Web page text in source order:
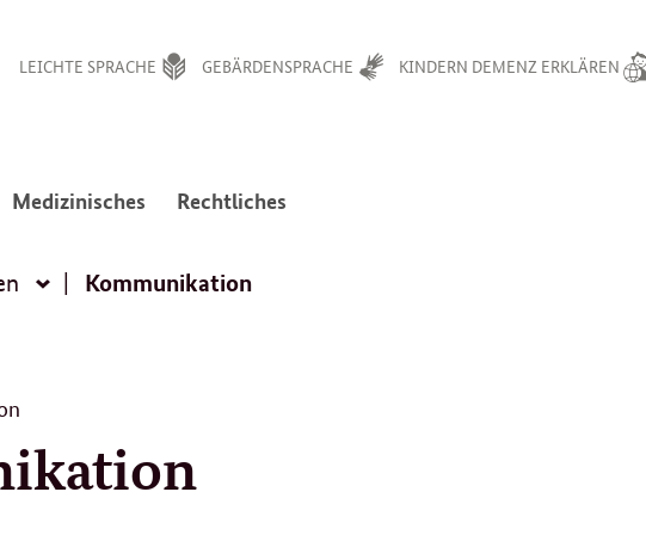
LEICHTE SPRACHE GEBÄRDENSPRACHE KINDERN DEMENZ ERKLÄREN
schließen
Medizinisches
öffnen/schließen
Rechtliches
Alltagssituationen
Kommunikation